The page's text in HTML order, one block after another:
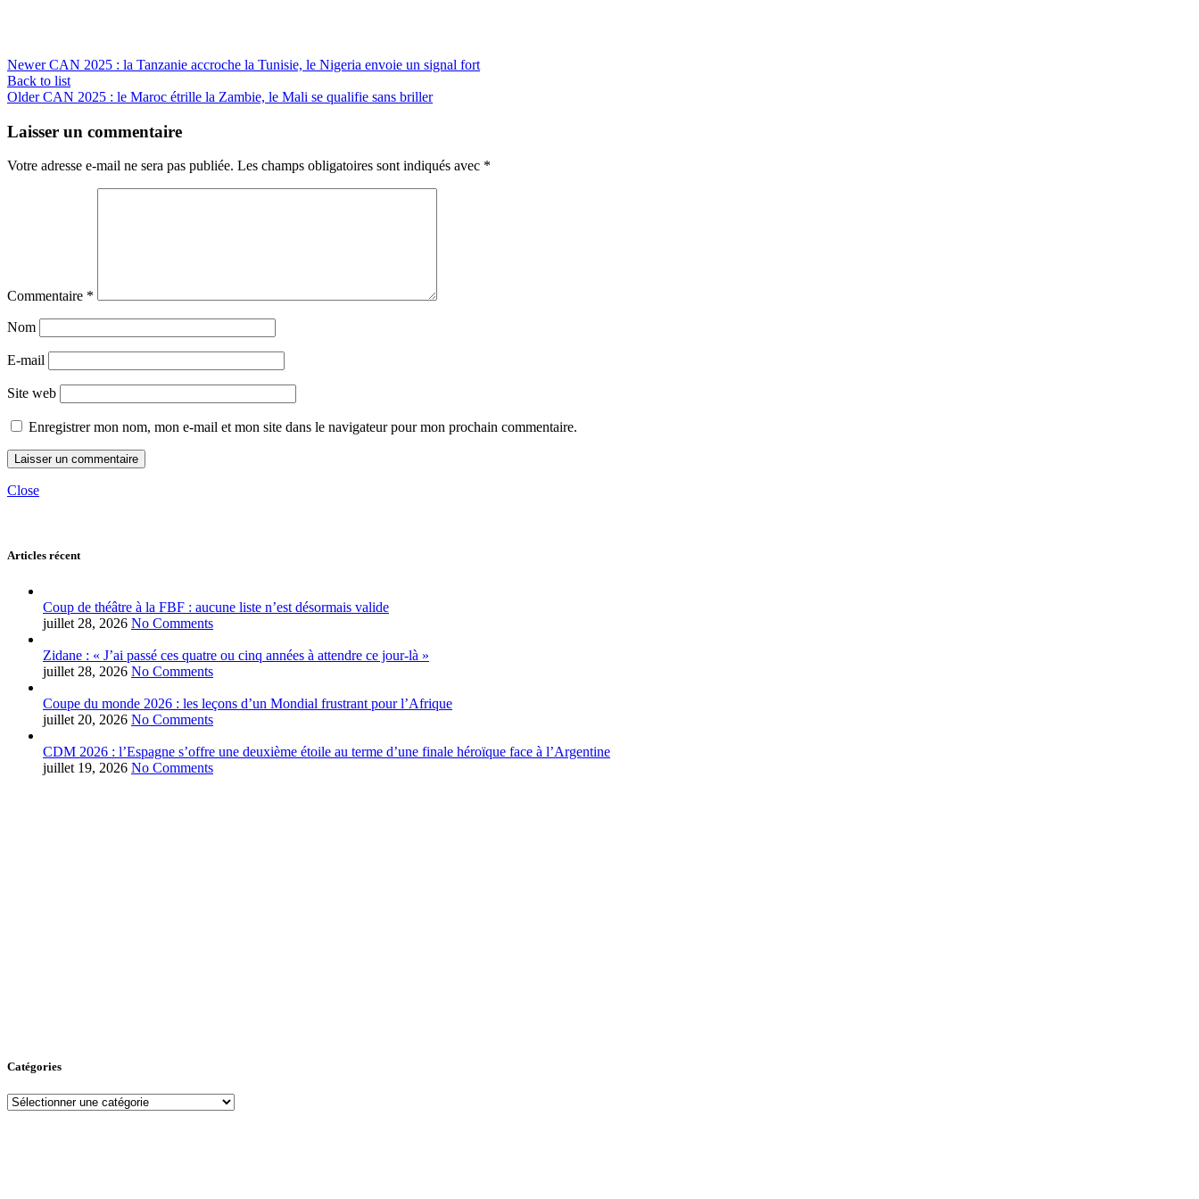
Newer CAN 2025 : la Tanzanie accroche la Tunisie, le Nigeria envoie un signal fort
Back to list
Older CAN 2025 : le Maroc étrille la Zambie, le Mali se qualifie sans briller
Laisser un commentaire
Votre adresse e-mail ne sera pas publiée. Les champs obligatoires sont indiqués avec *
Commentaire *
Nom
E-mail
Site web
Enregistrer mon nom, mon e-mail et mon site dans le navigateur pour mon prochain commentaire.
Close
Articles récent
Coup de théâtre à la FBF : aucune liste n’est désormais valide
juillet 28, 2026 No Comments
Zidane : « J’ai passé ces quatre ou cinq années à attendre ce jour-là »
juillet 28, 2026 No Comments
Coupe du monde 2026 : les leçons d’un Mondial frustrant pour l’Afrique
juillet 20, 2026 No Comments
CDM 2026 : l’Espagne s’offre une deuxième étoile au terme d’une finale héroïque face à l’Argentine
juillet 19, 2026 No Comments
Catégories